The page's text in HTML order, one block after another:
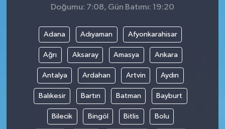
Doğumu: 7:08, Gün Batımı: 19:20
Adana Adıyaman Afyonkarahisar
Ağrı Aksaray Amasya Ankara
Antalya Ardahan Artvin Aydın
Balıkesir Bartın Batman Bayburt
Bilecik Bingöl Bitlis Bolu